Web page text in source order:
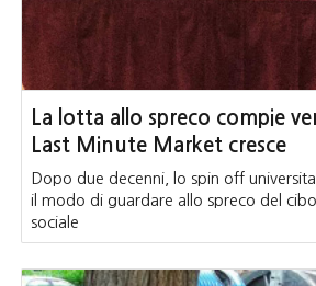
La lotta allo spreco compie
Last Minute Market cresce
Dopo due decenni, lo spin off
il modo di guardare allo spreco del
sociale